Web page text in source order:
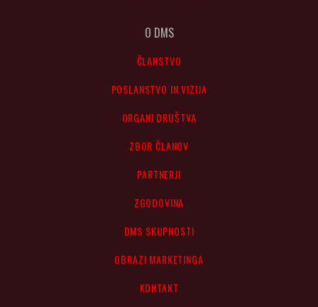
O DMS
ČLANSTVO
POSLANSTVO IN VIZIJA
ORGANI DRUŠTVA
ZBOR ČLANOV
PARTNERJI
ZGODOVINA
DMS SKUPNOSTI
OBRAZI MARKETINGA
KONTAKT